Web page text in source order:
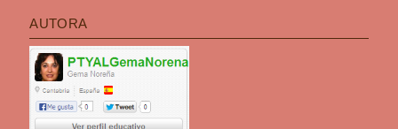
AUTORA